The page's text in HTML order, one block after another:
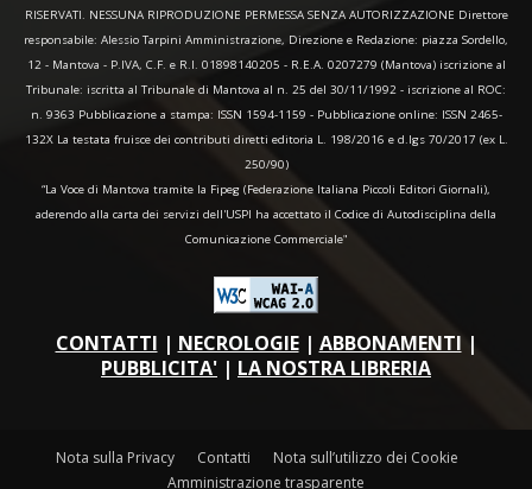
RISERVATI. NESSUNA RIPRODUZIONE PERMESSA SENZA AUTORIZZAZIONE Direttore
responsabile: Alessio Tarpini Amministrazione, Direzione e Redazione: piazza Sordello,
12 - Mantova - P.IVA, C.F. e R.I. 01898140205 - R.E.A. 0207279 (Mantova) iscrizione al
Tribunale: iscritta al Tribunale di Mantova al n. 25 del 30/11/1992 - iscrizione al ROC:
n. 9363 Pubblicazione a stampa: ISSN 1594-1159 - Pubblicazione online: ISSN 2465-
132X La testata fruisce dei contributi diretti editoria L. 198/2016 e d.lgs 70/2017 (ex L.
250/90)
“La Voce di Mantova tramite la Fipeg (Federazione Italiana Piccoli Editori Giornali),
aderendo alla carta dei servizi dell'USPI ha accettato il Codice di Autodisciplina della
Comunicazione Commerciale"
CONTATTI | NECROLOGIE| ABBONAMENTI |
PUBBLICITA' | LA NOSTRA LIBRERIA
Nota sulla Privacy Contatti
Nota sull’utilizzo dei Cookie
Amministrazione trasparente